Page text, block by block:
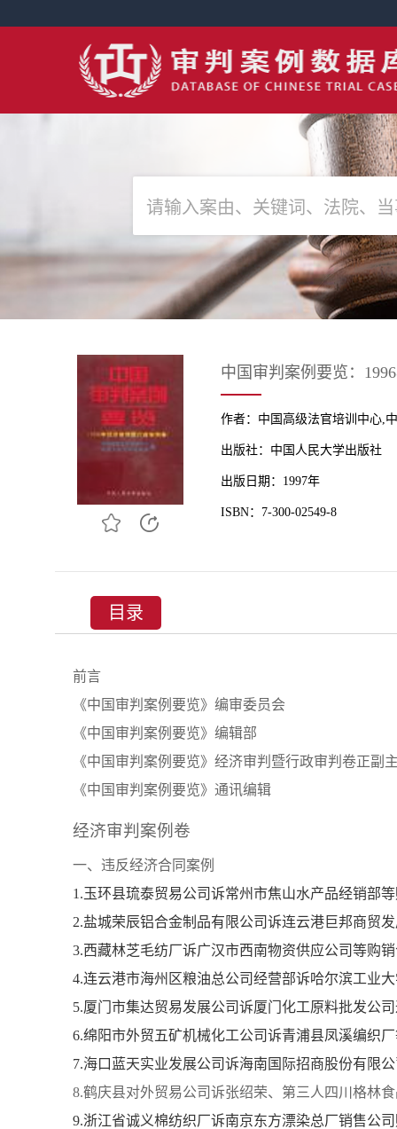
中国审判案例要览：
作者：中国高级法官培训中心,
出版社：中国人民大学出版社
出版日期：1997年
ISBN：7-300-02549-8
目录
前言
《中国审判案例要览》编审委员会
《中国审判案例要览》编辑部
《中国审判案例要览》经济审判暨行政审判卷正副
《中国审判案例要览》通讯编辑
经济审判案例卷
一、违反经济合同案例
1.玉环县琉泰贸易公司诉常州市焦山水产品经销部
2.盐城荣辰铝合金制品有限公司诉连云港巨邦商贸
3.西藏林芝毛纺厂诉广汉市西南物资供应公司等购
4.连云港市海州区粮油总公司经营部诉哈尔滨工业
5.厦门市集达贸易发展公司诉厦门化工原料批发公
6.绵阳市外贸五矿机械化工公司诉青浦县凤溪编织
7.海口蓝天实业发展公司诉海南国际招商股份有限
8.鹤庆县对外贸易公司诉张绍荣、第三人四川格林
9.浙江省诚义棉纺织厂诉南京东方漂染总厂销售公